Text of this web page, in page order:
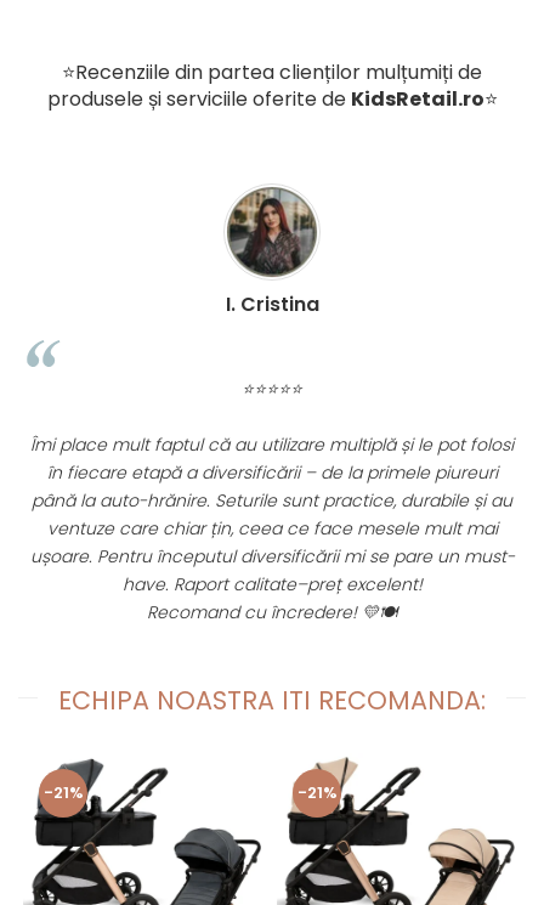
si astăzi este condus de o echipă extrem de creativa din
industria produselor pentru copii. Este una dintre cele
fiecare detaliu de unde si motto-ul companiei: „Dacă nu
ne iubim și nu ne respectăm standardele noastre, mai
Utilizare:
- se spala la masina la 30 de grade
⭐Recenziile din partea clienților mulțumiți de
produsele și serviciile oferite de KidsRetail.ro⭐
I. Cristina
⭐⭐⭐⭐⭐
Îmi place mult faptul că au utilizare multiplă și le pot folosi
în fiecare etapă a diversificării – de la primele piureuri
până la auto-hrănire. Seturile sunt practice, durabile și au
ventuze care chiar țin, ceea ce face mesele mult mai
ușoare. Pentru începutul diversificării mi se pare un must-
have. Raport calitate–preț excelent!
Recomand cu încredere! 💛🍽️
ECHIPA NOASTRA ITI RECOMANDA:
-21% -21%